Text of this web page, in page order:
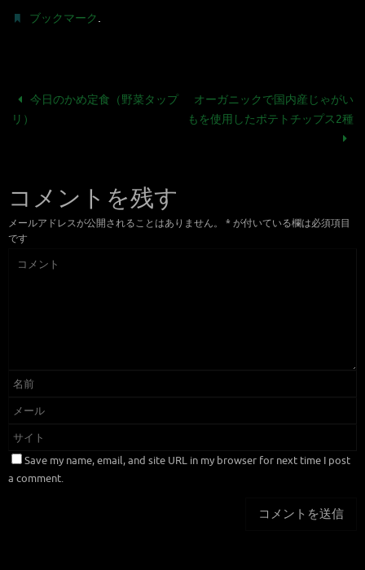
ブックマーク.
今日のかめ定食（野菜タップ
リ）
オーガニックで国内産じゃがい
もを使用したポテトチップス2種
コメントを残す
メールアドレスが公開されることはありません。 * が付いている欄は必須項目
です
Save my name, email, and site URL in my browser for next time I post
a comment.